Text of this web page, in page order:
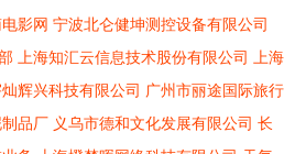
影网 宁波北仑健坤测控设备有限公司
上海知汇云信息技术股份有限公司
上海
辉兴科技有限公司 广州市丽途国际旅行
品厂 义乌市德和文化发展有限公司 长